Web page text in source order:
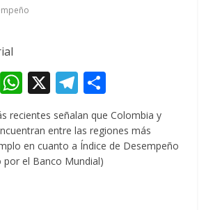
E W
h
at
s
A
X T
e
gr
a
o
m
p
recientes señalan que Colombia y
entre las regiones más
en cuanto a Índice de Desempeño
por el Banco Mundial)